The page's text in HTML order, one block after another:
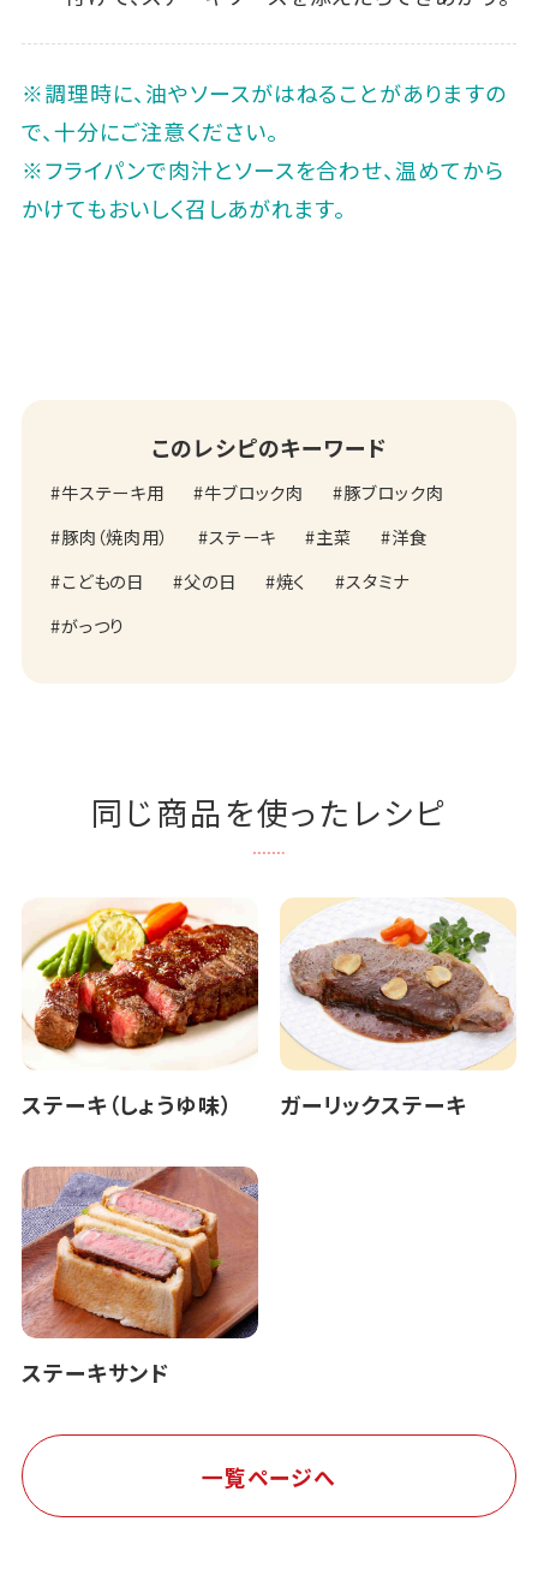
※調理時に、油やソースがはねることがありますの
で、十分にご注意ください。
※フライパンで肉汁とソースを合わせ、温めてから
かけてもおいしく召しあがれます。
このレシピのキーワード
牛ステーキ用 牛ブロック肉
豚ブロック肉
豚肉（焼肉用）
ステーキ 主菜
洋食
こどもの日
父の日 焼く
スタミナ
がっつり
同じ商品を使ったレシピ
ステーキ（しょうゆ味） ガーリックステーキ
ステーキサンド
一覧ページへ